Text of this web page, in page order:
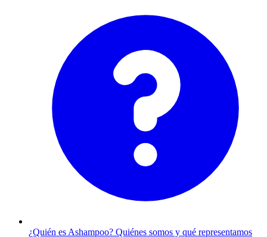
¿Quién es Ashampoo? Quiénes somos y qué representamos